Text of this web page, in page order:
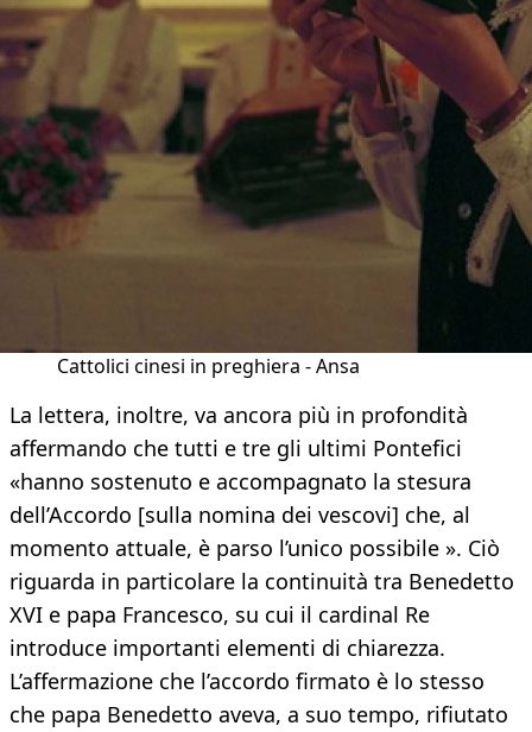
Cattolici cinesi in preghiera - Ansa
La lettera, inoltre, va ancora più in profondità
affermando che tutti e tre gli ultimi Pontefici
«hanno sostenuto e accompagnato la stesura
dell’Accordo [sulla nomina dei vescovi] che, al
momento attuale, è parso l’unico possibile ». Ciò
riguarda in particolare la continuità tra Benedetto
XVI e papa Francesco, su cui il cardinal Re
introduce importanti elementi di chiarezza.
L’affermazione che l’accordo firmato è lo stesso
che papa Benedetto aveva, a suo tempo, rifiutato